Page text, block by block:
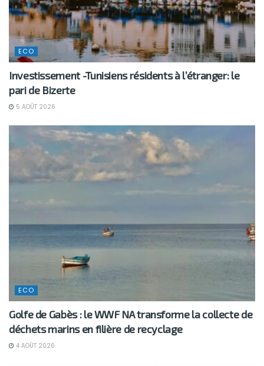
ECO
Investissement -Tunisiens résidents à l’étranger: le
pari de Bizerte
5 AOÛT 2026
ECO
Golfe de Gabès : le WWF NA transforme la collecte de
déchets marins en filière de recyclage
4 AOÛT 2026